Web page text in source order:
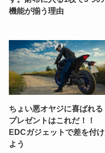
機能が揃う理由
ちょい悪オヤジに喜ばれる
プレゼントはこれだ！！
EDCガジェットで差を付け
よう